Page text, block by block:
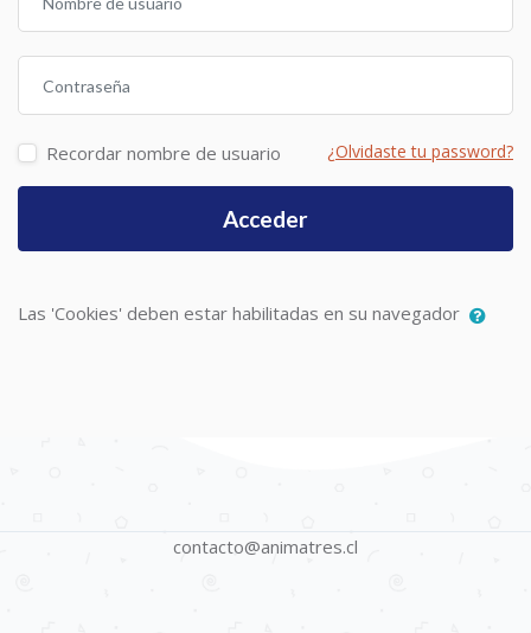
Recordar nombre de usuario ¿Olvidaste tu password?
Acceder
Las 'Cookies' deben estar habilitadas en su navegador
contacto@animatres.cl